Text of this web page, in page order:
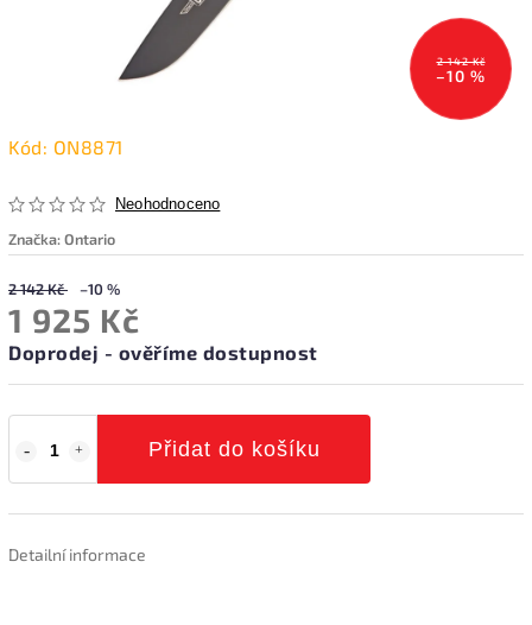
2 142 Kč
–10 %
Kód: ON8871
Neohodnoceno
Značka:Ontario
2 142 Kč –10 %
1 925 Kč
Doprodej - ověříme dostupnost
Přidat do košíku
Detailní informace